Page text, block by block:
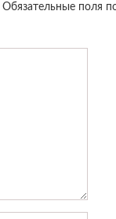
Обязательные поля